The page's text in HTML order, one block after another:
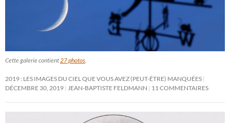
Cette galerie contient27 photos.
2019 : LES IMAGES DU CIEL QUE VOUS AVEZ (PEUT-ÊTRE) MANQUÉES
DÉCEMBRE 30, 2019 JEAN-BAPTISTE FELDMANN 11 COMMENTAIRES